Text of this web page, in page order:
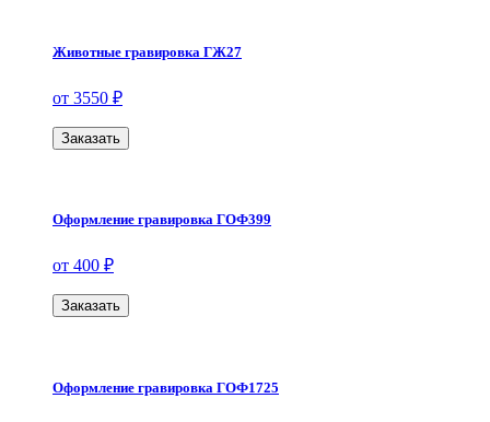
Животные гравировка ГЖ27
от 3550 ₽
Заказать
Оформление гравировка ГОФ399
от 400 ₽
Заказать
Оформление гравировка ГОФ1725